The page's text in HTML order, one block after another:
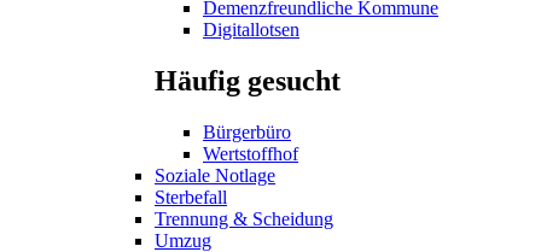
Demenzfreundliche Kommune
Digitallotsen
Häufig gesucht
Bürgerbüro
Wertstoffhof
Soziale Notlage
Sterbefall
Trennung & Scheidung
Umzug